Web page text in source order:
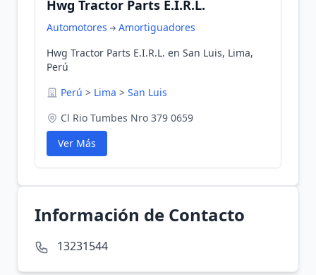
Hwg Tractor Parts E.I.R.L.
Automotores
Amortiguadores
Hwg Tractor Parts E.I.R.L. en San Luis, Lima,
Perú
Perú > Lima > San Luis
Cl Rio Tumbes Nro 379 0659
Ver Más
Información de Contacto
13231544